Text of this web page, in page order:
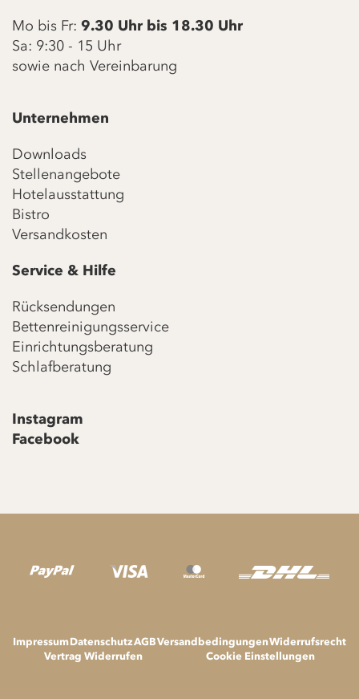
Mo bis Fr: 9.30 Uhr bis 18.30 Uhr
Sa: 9:30 - 15 Uhr
sowie nach Vereinbarung
Unternehmen
Downloads
Stellenangebote
Hotelausstattung
Bistro
Versandkosten
Service & Hilfe
Rücksendungen
Bettenreinigungsservice
Einrichtungsberatung
Schlafberatung
Instagram
Facebook
ImpressumDatenschutzAGBVersandbedingungenWiderrufsrecht
Vertrag Widerrufen
Cookie Einstellungen